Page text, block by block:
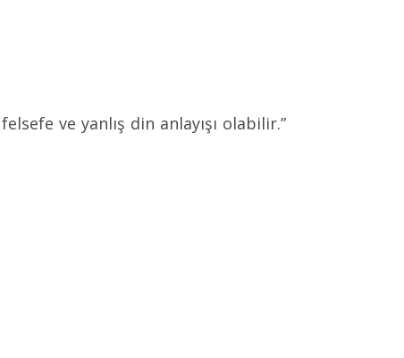
ve yanlış din anlayışı olabilir.”